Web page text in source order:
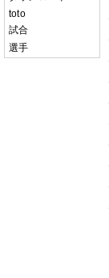
toto
試合
選手